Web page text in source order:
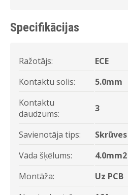
Specifikācijas
Ražotājs:
ECE
Kontaktu solis:
5.0mm
Kontaktu
daudzums:
3
Savienotāja tips:
Vāda šķēlums:
4.0mm2
Montāža:
Uz PCB